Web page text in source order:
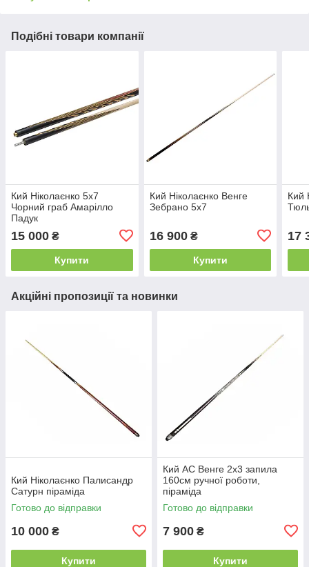
Подібні товари компанії
Кий Ніколаєнко 5х7
Чорний граб Амарілло
Падук
15 000 ₴
Купити
Кий Ніколаєнко Венге
Зебрано 5х7
16 900₴
Купити
Кий
17
Акційні пропозиції та новинки
Кий Ніколаєнко Палисандр
Сатурн піраміда
Готово до відправки
10 000 ₴
Купити
Кий АС Венге 2х3 запила
160см ручної роботи,
піраміда
Готово до відправки
7 900 ₴
Купити